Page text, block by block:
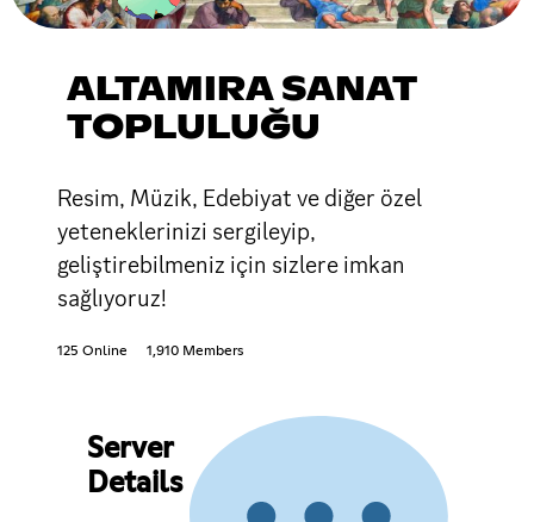
ALTAMIRA SANAT
TOPLULUĞU
Resim, Müzik, Edebiyat ve diğer özel
yeteneklerinizi sergileyip,
geliştirebilmeniz için sizlere imkan
sağlıyoruz!
125 Online 1,910 Members
Server
Details